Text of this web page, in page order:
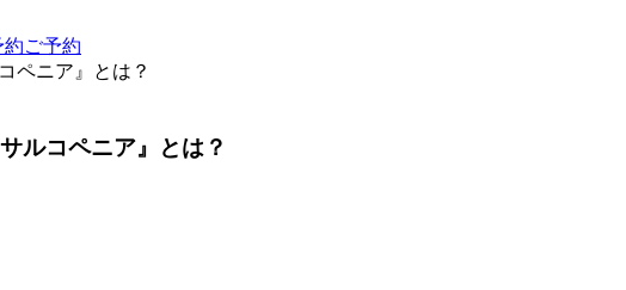
ご予約
ペニア』とは？
ルコペニア』とは？